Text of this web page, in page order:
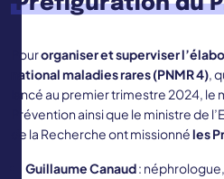
Pourorganiser et superviser
national maladies rares (PNMR 4),
lancé au premier trimestre 2024, le
Prévention ainsi que le ministre de
de la Recherche ont missionnéles
Guillaume Canaud: